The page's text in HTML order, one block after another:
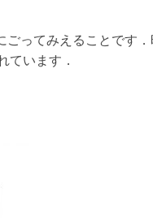
ってみえることです．
ています．